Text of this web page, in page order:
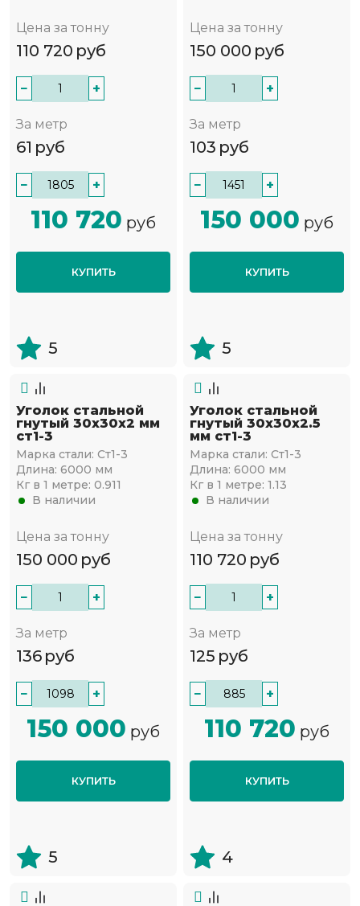
Цена за тонну
110 720 руб
− +
За метр
61 руб
− +
110 720 руб
КУПИТЬ
5
Цена за тонну
150 000 руб
− +
За метр
103 руб
− +
150 000 руб
КУПИТЬ
5
Уголок стальной
гнутый 30х30x2 мм
ст1-3
Марка стали: Ст1-3
Длина: 6000 мм
Кг в 1 метре: 0.911
В наличии
Цена за тонну
150 000 руб
− +
За метр
136 руб
− +
150 000 руб
КУПИТЬ
5
Уголок стальной
гнутый 30х30x2.5
мм ст1-3
Марка стали: Ст1-3
Длина: 6000 мм
Кг в 1 метре: 1.13
В наличии
Цена за тонну
110 720 руб
− +
За метр
125 руб
− +
110 720 руб
КУПИТЬ
4